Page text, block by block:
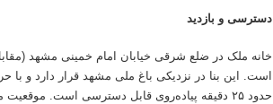
دسترسی و بازدید
خانه ملک در ضلع شرقی خیابان امام خمینی مشهد
حدود ۲۵ دقیقه پیاده‌روی قابل دسترسی است.